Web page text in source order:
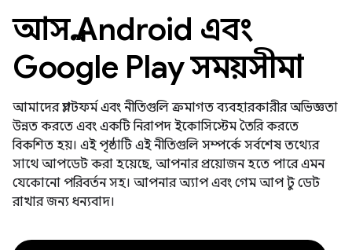
আসন্ন Android এবং
Google Play সময়সীমা
আমাদের প্ল্যাটফর্ম এবং নীতিগুলি ক্রমাগত ব্যবহারকারীর অভিজ্ঞতা
উন্নত করতে এবং একটি নিরাপদ ইকোসিস্টেম তৈরি করতে
বিকশিত হয়। এই পৃষ্ঠাটি এই নীতিগুলি সম্পর্কে সর্বশেষ তথ্যের
সাথে আপডেট করা হয়েছে, আপনার প্রয়োজন হতে পারে এমন
যেকোনো পরিবর্তন সহ। আপনার অ্যাপ এবং গেম আপ টু ডেট
রাখার জন্য ধন্যবাদ।